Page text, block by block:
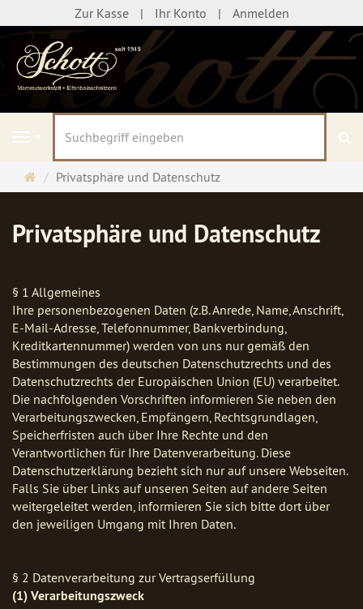
Zur Kasse Ihr Konto Anmelden
Navigation
Startseite
Privatsphäre und Datenschutz
Privatsphäre und Datenschutz
§ 1 Allgemeines
Ihre personenbezogenen Daten (z.B. Anrede, Name, Anschrift,
E-Mail-Adresse, Telefonnummer, Bankverbindung,
Kreditkartennummer) werden von uns nur gemäß den
Bestimmungen des deutschen Datenschutzrechts und des
Datenschutzrechts der Europäischen Union (EU) verarbeitet.
Die nachfolgenden Vorschriften informieren Sie neben den
Verarbeitungszwecken, Empfängern, Rechtsgrundlagen,
Speicherfristen auch über Ihre Rechte und den
Verantwortlichen für Ihre Datenverarbeitung. Diese
Datenschutzerklärung bezieht sich nur auf unsere Webseiten.
Falls Sie über Links auf unseren Seiten auf andere Seiten
weitergeleitet werden, informieren Sie sich bitte dort über
den jeweiligen Umgang mit Ihren Daten.
§ 2 Datenverarbeitung zur Vertragserfüllung
(1) Verarbeitungszweck